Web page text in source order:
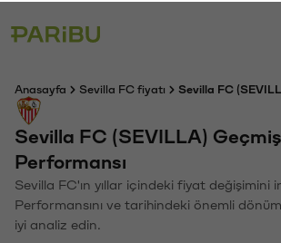
Anasayfa Sevilla FC fiyatı Sevilla FC
Sevilla FC (SEVILLA)
Performansı
Sevilla FC'ın yıllar içindeki fiyat değişimini
Performansını ve tarihindeki önemli
iyi analiz edin.